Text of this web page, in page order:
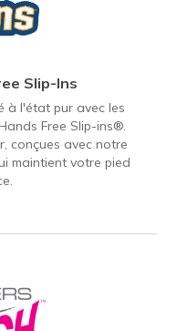
Slip-Ins
à l'état pur avec les
Free Slip-ins®.
conçues avec notre
maintient votre pied